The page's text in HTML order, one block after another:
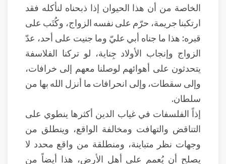
الخاصة من أن هذا الحيوان إذا ذبحناه لنأكله فقد
ارتكبنا جريمة، حرّم على نفسه الزواج، وكُتَب على
قبره: هذا ما جناه أبي عليّ وما جنيت على أحد، عدّ
الزواج وإنجاب الأولاد جِناية، لو تركنا الفلاسفة
يتحدثون على أهوائهم لوصلنا معهم إلى خرافات،
وإلى سقطات، وإلى انحرافات ما أنزل الله بها من
سلطان.
إذاً الفلسفات في غياب الدين أكثرها ينطوي على
التناقض والتهافت ومخالفة الواقع، وينطلق من
وجهات نظر متباينة، ومنطلقة من واقع محدد لا
يصلح أن يُعمم على أهل الأرض، هذا أيضاً من